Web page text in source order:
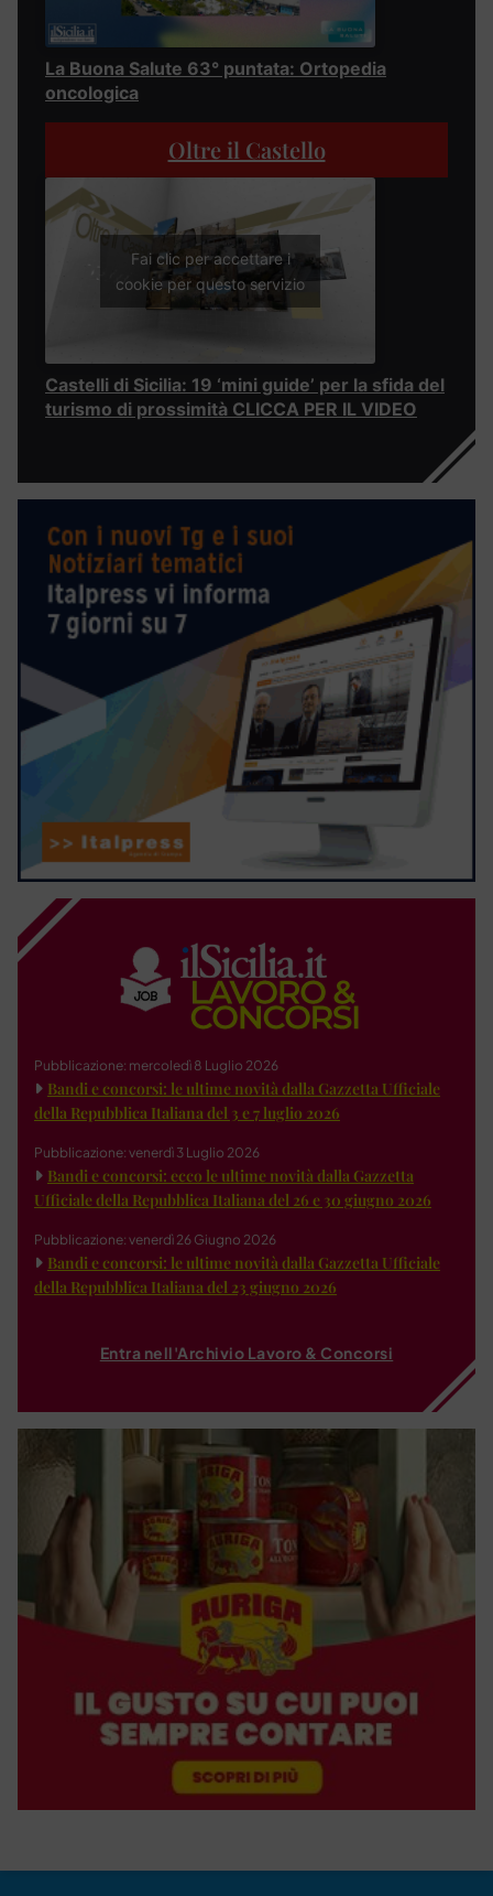
La Buona Salute 63° puntata: Ortopedia
oncologica
Oltre il Castello
Fai clic per accettare i
cookie per questo servizio
Castelli di Sicilia: 19 ‘mini guide’ per la sfida del
turismo di prossimità CLICCA PER IL VIDEO
Pubblicazione: mercoledì 8 Luglio 2026
Bandi e concorsi: le ultime novità dalla Gazzetta Ufficiale
della Repubblica Italiana del 3 e 7 luglio 2026
Pubblicazione: venerdì 3 Luglio 2026
Bandi e concorsi: ecco le ultime novità dalla Gazzetta
Ufficiale della Repubblica Italiana del 26 e 30 giugno 2026
Pubblicazione: venerdì 26 Giugno 2026
Bandi e concorsi: le ultime novità dalla Gazzetta Ufficiale
della Repubblica Italiana del 23 giugno 2026
Entra nell'Archivio Lavoro & Concorsi